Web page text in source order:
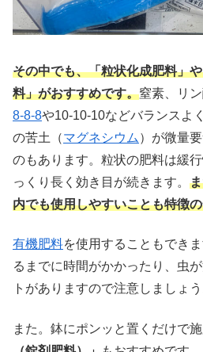
その中でも、「粒状化成肥料」
料」がおすすめです。窒素、リ
8-8-8や10-10-10などバランスよ
の苦土（マグネシウム ）が微量
のもあります。粒状の肥料は緩
っくり長く効き目が続きます。
内でも使用しやすいことも特徴
有機肥料を使用することもでき
るまでに時間がかかったり、虫
トがありますので注意しましょう
また。鉢にポンッと置くだけで